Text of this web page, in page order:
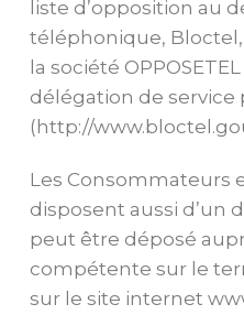
liste d’opposition au
téléphonique,
la société
délégation de service
(http://
Les Consommateurs
disposent aussi d’un
peut être déposé
compétente sur le
sur le site internet